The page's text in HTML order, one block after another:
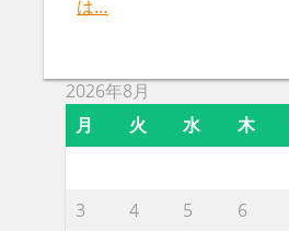
navigation
は…
2026年8月
月
火 水 木
3
4 5 6